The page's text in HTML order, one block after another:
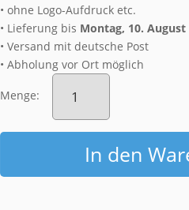
• ohne Logo-Aufdruck etc.
• Lieferung bis Montag, 10. August
• Versand mit deutsche Post
• Abholung vor Ort möglich
Menge:
Fotoabzug
(00455)
Skyline
Sonnenaufgang
MengeIn den